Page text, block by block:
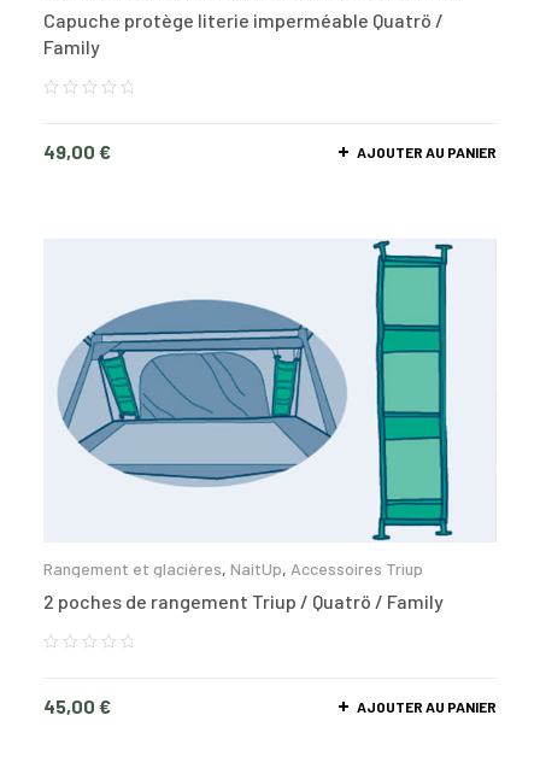
Capuche protège literie imperméable Quatrö /
Family
49,00 € AJOUTER AU PANIER
Rangement et glacières, NaitUp, Accessoires Triup
2 poches de rangement Triup / Quatrö / Family
45,00 € AJOUTER AU PANIER